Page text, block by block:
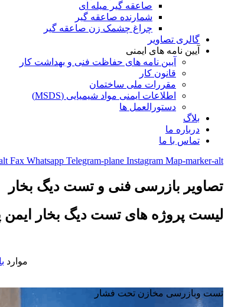
صاعقه گیر میله ای
شمارنده صاعقه گیر
چراغ چشمک زن صاعقه گیر
گالری تصاویر
آیین نامه های ایمنی
آیین نامه های حفاظت فنی و بهداشت کار
قانون کار
مقررات ملی ساختمان
اطلاعات ایمنی مواد شیمیایی (MSDS)
دستورالعمل ها
بلاگ
درباره ما
تماس با ما
Fax Whatsapp Telegram-plane Instagram Map-marker-alt
تصاویر بازرسی فنی و تست دیگ بخار
لیست پروژه های تست دیگ بخار ایمن
موارد
تست وبازرسی مخازن تحت فشار